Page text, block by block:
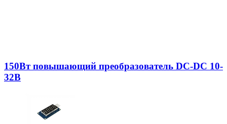
150Вт повышающий преобразователь DC-DC 10-
32В